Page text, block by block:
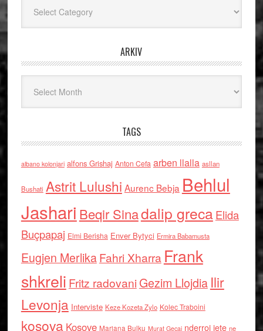
ARKIV
TAGS
albano kolonjari alfons Grishaj Anton Cefa arben llalla asllan
Bushati Astrit Lulushi Aurenc Bebja Behlul
Jashari Beqir Sinadalip grecaElida
Buçpapaj Elmi Berisha Enver Bytyci Ermira Babamusta
Eugjen MerlikaFahri Xharra Frank
shkreli Fritz radovaniGezim Llojdia Ilir
Levonja Interviste Keze Kozeta Zylo Kolec Traboini
kosova Kosove Marjana Bulku Murat Gecaj nderroi jete ne